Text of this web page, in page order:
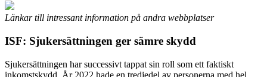
Länkar till intressant information på andra webbplatser
ISF: Sjukersättningen ger sämre skydd
Sjukersättningen har successivt tappat sin roll som ett faktiskt
inkomstskydd. År 2022 hade en tredjedel av personerna med hel